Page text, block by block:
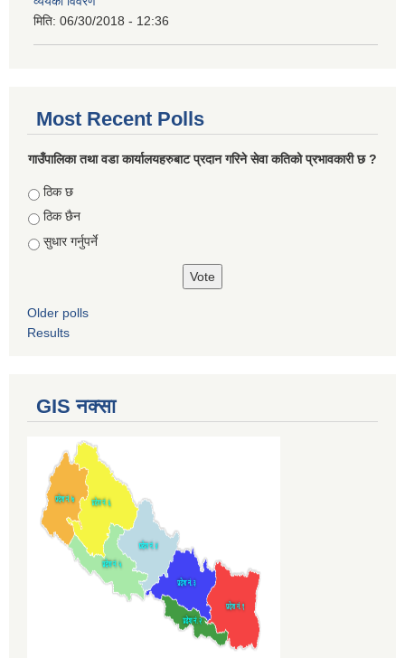
मिति: 06/30/2018 - 12:36
Most Recent Polls
गाउँपालिका तथा वडा कार्यालयहरुबाट प्रदान गरिने सेवा कतिको प्रभावकारी छ ?
Choices
ठिक छ
ठिक छैन
सुधार गर्नुपर्ने
Older polls
Results
GIS नक्सा